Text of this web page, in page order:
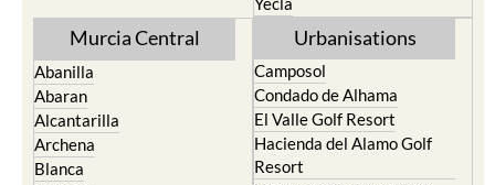
Abanilla
Alcantarilla
Archena
Blanca
Corvera
El Valle Golf Resort
Camposol
El Valle Golf Resort
Hacienda del Alamo Golf
Resort
Hacienda Riquelme Golf
Resort